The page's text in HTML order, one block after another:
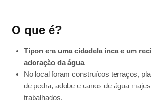
O que é?
Tipon era uma cidadela inca e um
adoração da água.
No local foram construídos terraços,
de pedra, adobe e canos de água
trabalhados.